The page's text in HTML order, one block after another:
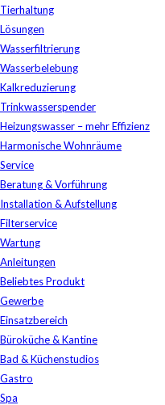
Tierhaltung
Lösungen
Wasserfiltrierung
Wasserbelebung
Kalkreduzierung
Trinkwasserspender
Heizungswasser – mehr Effizienz
Harmonische Wohnräume
Service
Beratung & Vorführung
Installation & Aufstellung
Filterservice
Wartung
Anleitungen
Beliebtes Produkt
Gewerbe
Einsatzbereich
Büroküche & Kantine
Bad & Küchenstudios
Gastro
Spa